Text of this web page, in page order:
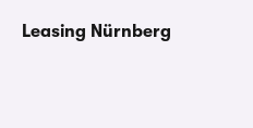
Leasing Nürnberg